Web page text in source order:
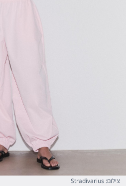
צילום: Stradivarius